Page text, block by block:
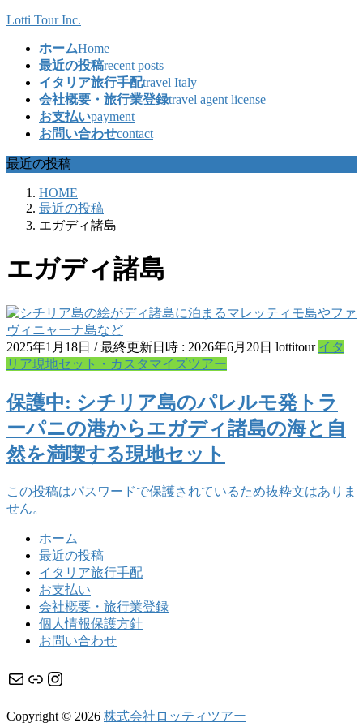
コ
ッ
プ
ナ
移
動
Lotti Tour Inc.
ホームHome
最近の投稿recent posts
イタリア旅行手配travel Italy
会社概要・旅行業登録travel agent license
お支払いpayment
お問い合わせcontact
最近の投稿
HOME
最近の投稿
エガディ諸島
エガディ諸島
2025年1月18日 / 最終更新日時 : 2026年6月20日 lottitour イタ
リア現地セット・カスタマイズツアー
保護中: シチリア島のパレルモ発トラ
ーパニの港からエガディ諸島の海と自
然を満喫する現地セット
この投稿はパスワードで保護されているため抜粋文はありま
せん。
ホーム
最近の投稿
イタリア旅行手配
お支払い
会社概要・旅行業登録
個人情報保護方針
お問い合わせ
メール リンク Instagram
Copyright © 2026 株式会社ロッティツアー